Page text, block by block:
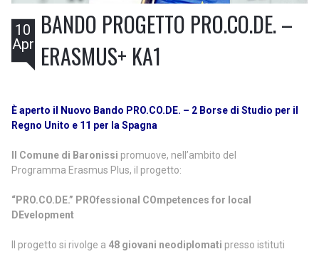
10
Apr
BANDO PROGETTO PRO.CO.DE. –
ERASMUS+ KA1
È aperto il Nuovo Bando PRO.CO.DE. – 2 Borse di Studio per il
Regno Unito e 11 per la Spagna
Il Comune di Baronissi promuove, nell’ambito del
Programma Erasmus Plus, il progetto:
“PRO.CO.DE.” PROfessional COmpetences for local
DEvelopment
Il progetto si rivolge a 48 giovani neodiplomati presso istituti